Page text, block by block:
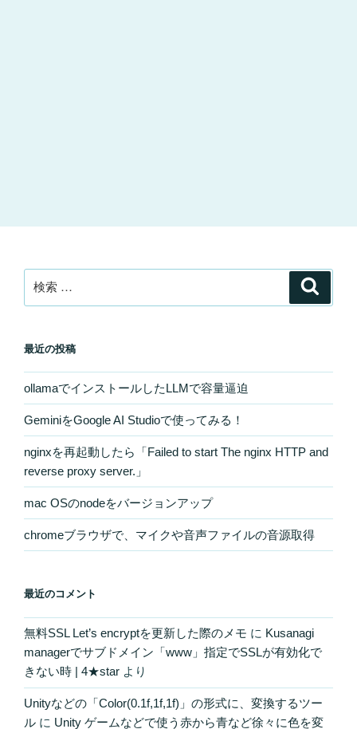
索:
最近の投稿
ollamaでインストールしたLLMで容量逼迫
GeminiをGoogle AI Studioで使ってみる！
nginxを再起動したら「Failed to start The nginx HTTP and
reverse proxy server.」
mac OSのnodeをバージョンアップ
chromeブラウザで、マイクや音声ファイルの音源取得
最近のコメント
無料SSL Let’s encryptを更新した際のメモ に Kusanagi
managerでサブドメイン「www」指定でSSLが有効化で
きない時 | 4★star より
Unityなどの「Color(0.1f,1f,1f)」の形式に、変換するツー
ル に Unity ゲームなどで使う赤から青など徐々に色を変